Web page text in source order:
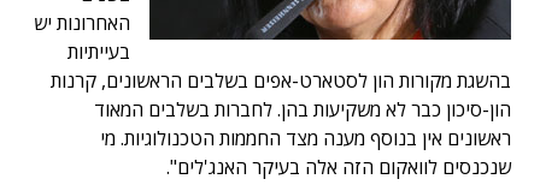
האחרונות יש
בעייתיות
בהשגת מקורות הון לסטארט-אפים בשלבים הראשונים, קרנות
הון-סיכון כבר לא משקיעות בהן. לחברות בשלבים המאוד
ראשונים אין בנוסף מענה מצד החממות הטכנולוגיות. מי
שנכנסים לוואקום הזה אלה בעיקר האנג'לים".